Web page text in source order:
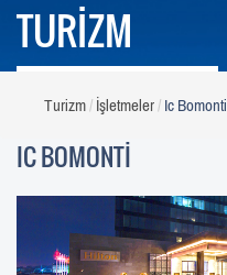
TURİZM
Turizm İşletmeler Ic Bomonti
IC BOMONTİ